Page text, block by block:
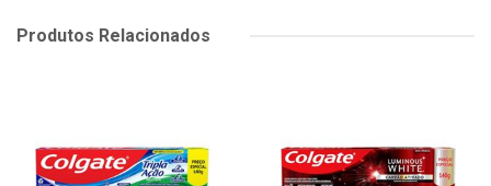
Produtos Relacionados